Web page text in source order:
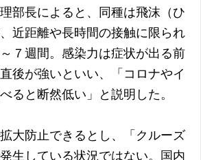
部長によると、同種は飛沫（ひ
近距離や長時間の接触に限られ
７週間。感染力は症状が出る前
後が強いといい、「コロナやイ
ると断然低い」と説明した。
大防止できるとし、「クルーズ
生している状況ではない。国内